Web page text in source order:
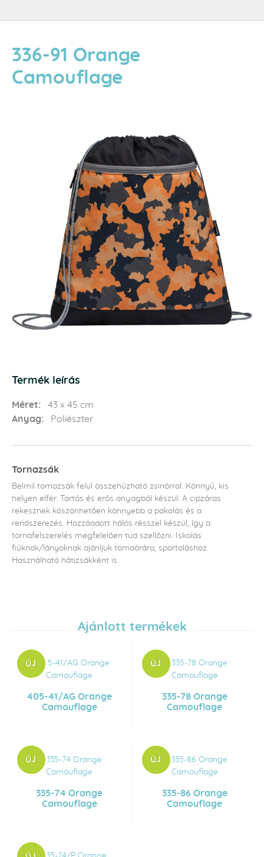
336-91 Orange
Camouflage
Termék leírás
Méret:
43 x 45 cm
Anyag:
Poliészter
Tornazsák
Belmil tornazsák felül összehúzható zsinórral. Könnyű, kis
helyen elfér. Tartós és erős anyagból készül. A cipzáras
rekesznek köszönhetően könnyebb a pakolás és a
rendszerezés. Hozzáadott hálós résszel készül, így a
tornafelszerelés megfelelően tud szellőzni. Iskolás
fiúknak/lányoknak ajánljuk tornaórára, sportoláshoz.
Használható hátizsákként is.
Ajánlott termékek
405-41/AG Orange
Camouflage
335-78 Orange
Camouflage
335-74 Orange
Camouflage
335-86 Orange
Camouflage